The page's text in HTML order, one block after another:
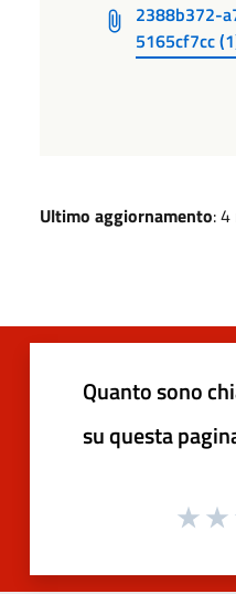
2388b372-
5165cf7cc
Ultimo aggiornamento:
Quanto sono
su questa